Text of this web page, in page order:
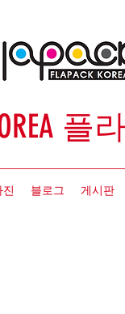
블로그 게시판